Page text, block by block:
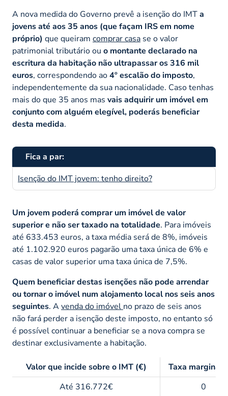
A nova medida do Governo prevê a isenção do IMTa
jovens até aos 35 anos (que façam IRS em nome
próprio) que queiram comprar casa se o valor
patrimonial tributário ou o montante declarado na
escritura da habitação não ultrapassar os 316 mil
euros, correspondendo ao4º escalão do imposto,
independentemente da sua nacionalidade. Caso tenhas
mais do que 35 anos mas vais adquirir um imóvel em
conjunto com alguém elegível, poderás beneficiar
desta medida.
Fica a par:
Isenção do IMT jovem: tenho direito?
Um jovem poderá comprar um imóvel de valor
superior e não ser taxado na totalidade. Para imóveis
até 633.453 euros, a taxa média será de 8%, imóveis
até 1.102.920 euros pagarão uma taxa única de 6% e
casas de valor superior uma taxa única de 7,5%.
Quem beneficiar destas isenções não pode arrendar
ou tornar o imóvel num alojamento local nos seis anos
seguintes. Avenda do imóvel no prazo de seis anos
não fará perder a isenção deste imposto, no entanto só
é possível continuar a beneficiar se a nova compra se
destinar exclusivamente a habitação.
Valor que incide sobre o IMT (€)
Taxa marginal
Até 316.772€
0